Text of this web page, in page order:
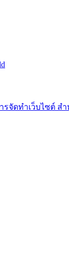
จัดทำเว็บไซต์ สำ